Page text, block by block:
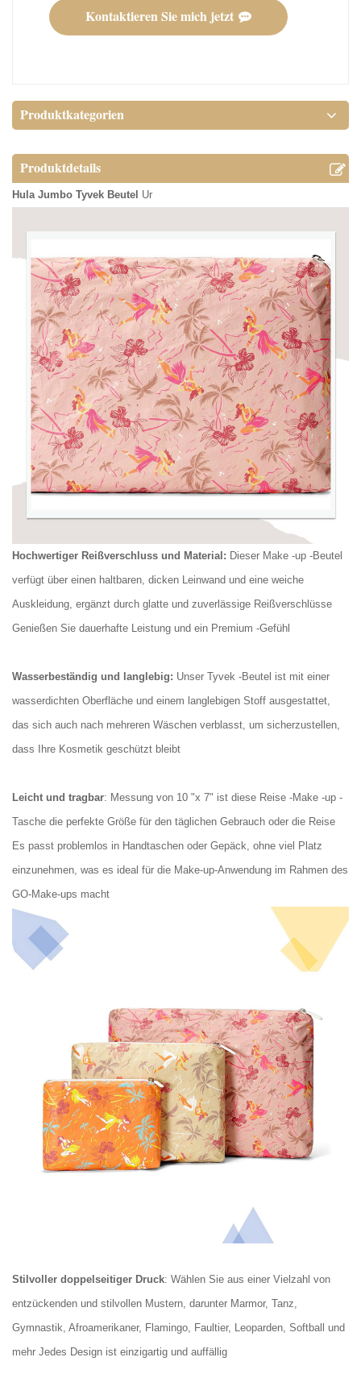
Kontaktieren Sie mich jetzt
Produktkategorien
Produktdetails
Hula Jumbo Tyvek Beutel Ur
Hochwertiger Reißverschluss und Material: Dieser Make -up -Beutel
verfügt über einen haltbaren, dicken Leinwand und eine weiche
Auskleidung, ergänzt durch glatte und zuverlässige Reißverschlüsse
Genießen Sie dauerhafte Leistung und ein Premium -Gefühl
Wasserbeständig und langlebig: Unser Tyvek -Beutel ist mit einer
wasserdichten Oberfläche und einem langlebigen Stoff ausgestattet,
das sich auch nach mehreren Wäschen verblasst, um sicherzustellen,
dass Ihre Kosmetik geschützt bleibt
Leicht und tragbar: Messung von 10 "x 7" ist diese Reise -Make -up -
Tasche die perfekte Größe für den täglichen Gebrauch oder die Reise
Es passt problemlos in Handtaschen oder Gepäck, ohne viel Platz
einzunehmen, was es ideal für die Make-up-Anwendung im Rahmen des
GO-Make-ups macht
Stilvoller doppelseitiger Druck: Wählen Sie aus einer Vielzahl von
entzückenden und stilvollen Mustern, darunter Marmor, Tanz,
Gymnastik, Afroamerikaner, Flamingo, Faultier, Leoparden, Softball und
mehr Jedes Design ist einzigartig und auffällig